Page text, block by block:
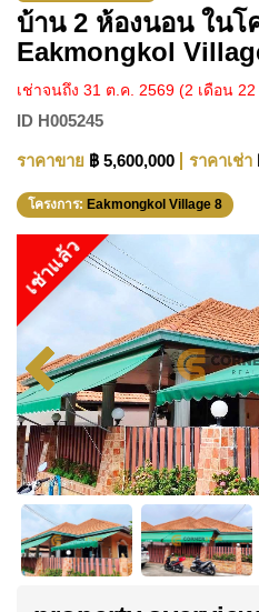
บ้าน 2 ห้องนอน ในโ
Eakmongkol
เช่าจนถึง 31 ต.ค. 2569 (2 เดือน
ID H005245
ราคาขาย ฿ 5,600,000 ราคาเช่า
โครงการ: Eakmongkol Village 8
เช่าแล้ว